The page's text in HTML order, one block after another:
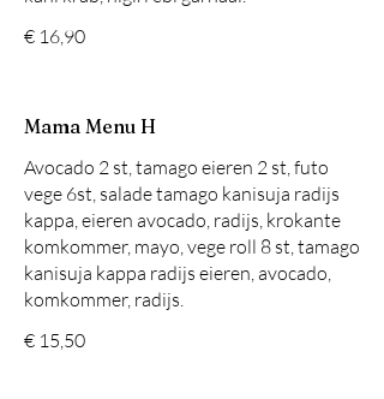
€ 16,90
Mama Menu H
Avocado 2 st, tamago eieren 2 st, futo
vege 6st, salade tamago kanisuja radijs
kappa, eieren avocado, radijs, krokante
komkommer, mayo, vege roll 8 st, tamago
kanisuja kappa radijs eieren, avocado,
komkommer, radijs.
€ 15,50